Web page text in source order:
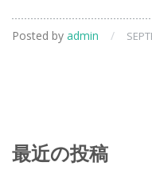
Posted by admin /
最近の投稿